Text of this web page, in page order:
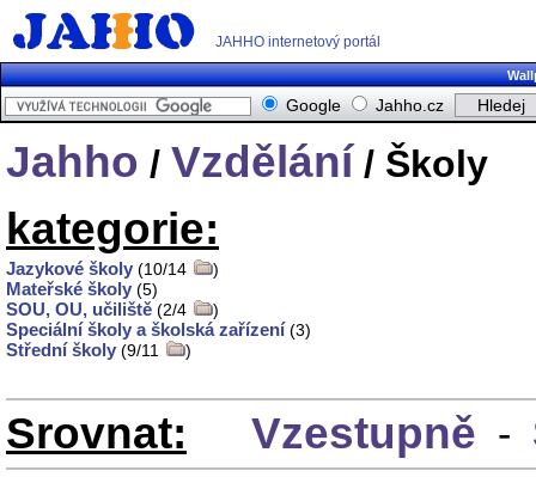
JAHHO internetový portál
Google Jahho.cz
Jahho / Vzdělání / Školy
kategorie:
Jazykové školy (10/14 )
Mateřské školy (5)
SOU, OU, učiliště (2/4 )
Speciální školy a školská zařízení (3)
Střední školy (9/11 )
Srovnat: Vzestupně -